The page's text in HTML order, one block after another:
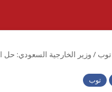
توب /وزير الخارجية السعودي: حل
توب